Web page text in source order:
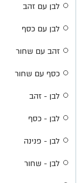
לבן עם זהב
לבן עם כסף
זהב עם שחור
כסף עם שחור
לבן - זהב
לבן - כסף
לבן - פנינה
לבן - שחור